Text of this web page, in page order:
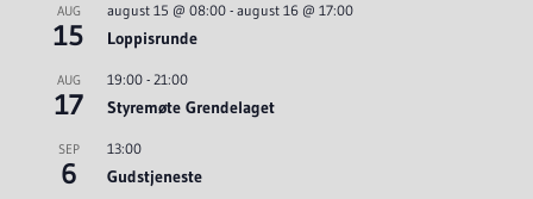
AUG
15
august 15 @ 08:00- august 16 @ 17:00
Loppisrunde
AUG
17
19:00- 21:00
Styremøte Grendelaget
SEP
6
13:00
Gudstjeneste